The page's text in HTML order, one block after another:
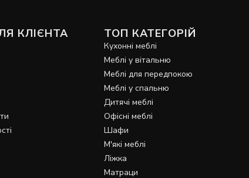
КЛІЄНТА ТОП КАТЕГОРІЙ
Кухонні меблі
Меблі у вітальню
Меблі для передпокою
Меблі у спальню
Дитячі меблі
Офісні меблі
Шафи
М'які меблі
Ліжка
Матраци